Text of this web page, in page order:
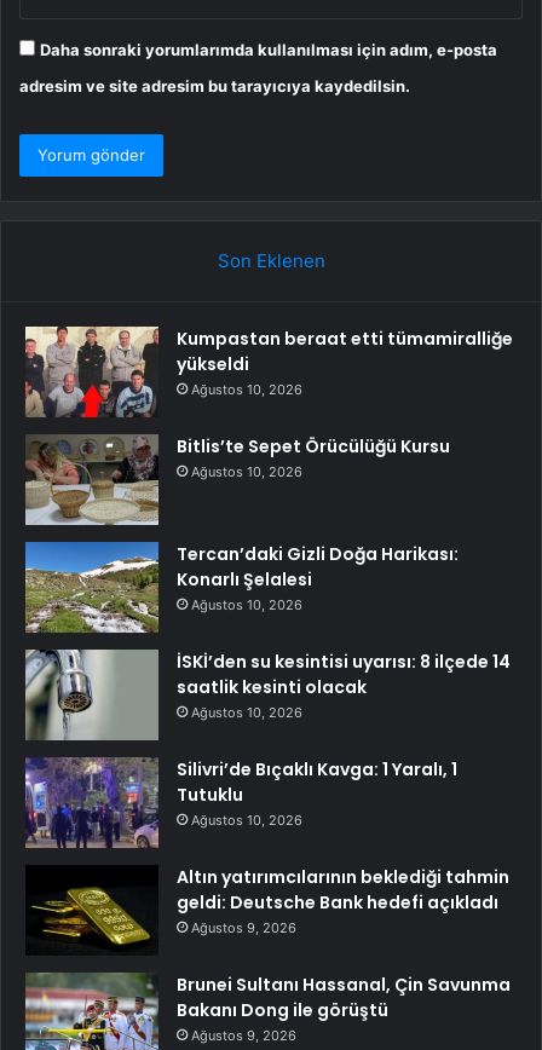
Daha sonraki yorumlarımda kullanılması için adım, e-posta
adresim ve site adresim bu tarayıcıya kaydedilsin.
Son Eklenen
Kumpastan beraat etti tümamiralliğe
yükseldi
Ağustos 10, 2026
Bitlis’te Sepet Örücülüğü Kursu
Ağustos 10, 2026
Tercan’daki Gizli Doğa Harikası:
Konarlı Şelalesi
Ağustos 10, 2026
İSKİ’den su kesintisi uyarısı: 8 ilçede 14
saatlik kesinti olacak
Ağustos 10, 2026
Silivri’de Bıçaklı Kavga: 1 Yaralı, 1
Tutuklu
Ağustos 10, 2026
Altın yatırımcılarının beklediği tahmin
geldi: Deutsche Bank hedefi açıkladı
Ağustos 9, 2026
Brunei Sultanı Hassanal, Çin Savunma
Bakanı Dong ile görüştü
Ağustos 9, 2026